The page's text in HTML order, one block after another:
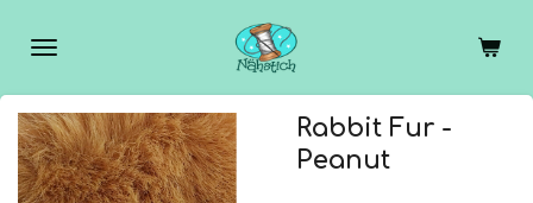
Hauptinhalt
Rabbit Fur -
Peanut